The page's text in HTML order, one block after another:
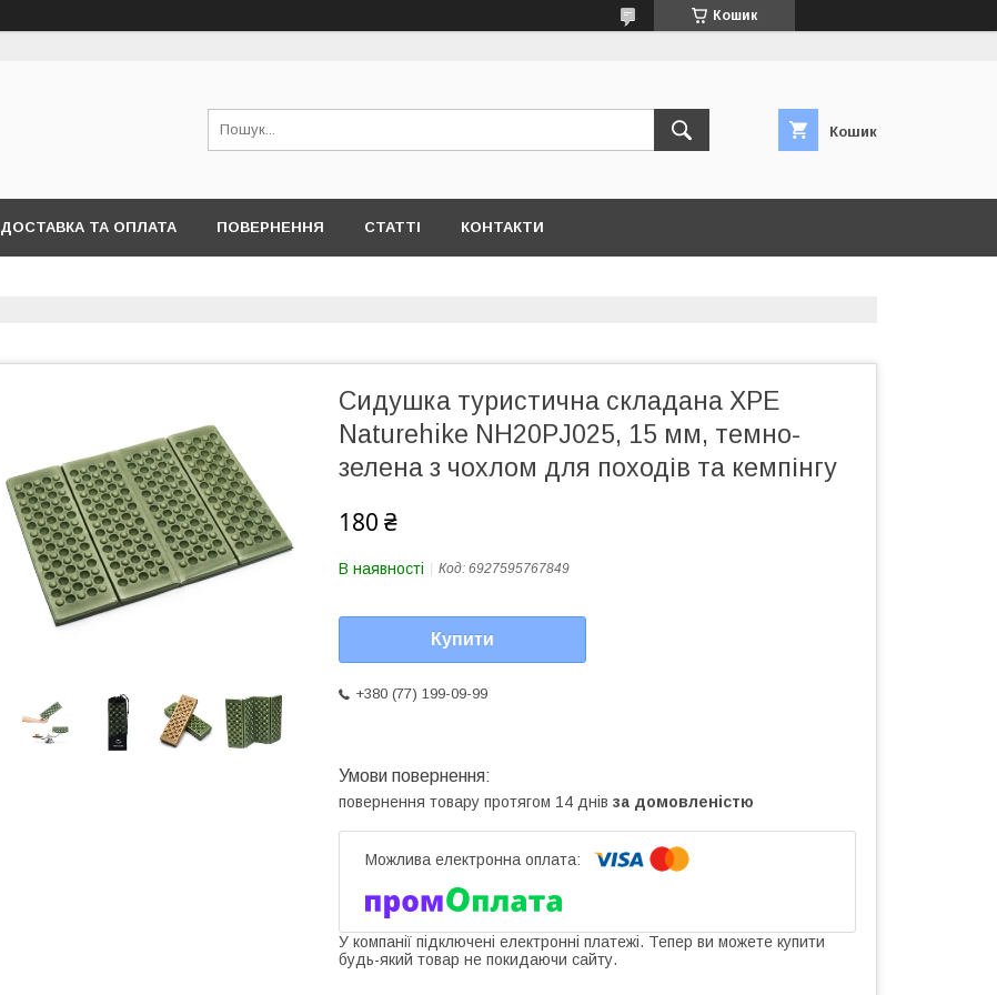
Кошик
Кошик
ДОСТАВКА ТА ОПЛАТА ПОВЕРНЕННЯ СТАТТІ КОНТАКТИ
Сидушка туристична складана XPE
Naturehike NH20PJ025, 15 мм, темно-
зелена з чохлом для походів та кемпінгу
180 ₴
В наявності Код: 6927595767849
Купити
+380 (77) 199-09-99
повернення товару протягом 14 днів за домовленістю
У компанії підключені електронні платежі. Тепер ви можете купити
будь-який товар не покидаючи сайту.